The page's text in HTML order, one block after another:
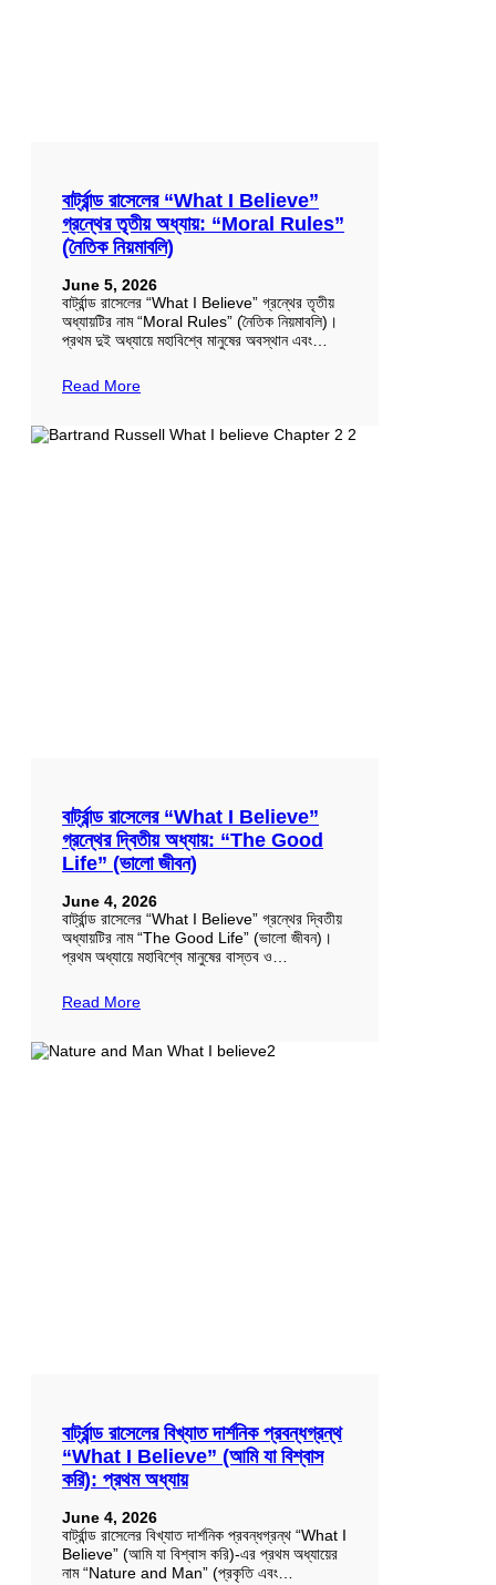
বার্ট্রান্ড রাসেলের “What I Believe”
গ্রন্থের তৃতীয় অধ্যায়: “Moral Rules”
(নৈতিক নিয়মাবলি)
June 5, 2026
বার্ট্রান্ড রাসেলের “What I Believe” গ্রন্থের তৃতীয়
অধ্যায়টির নাম “Moral Rules” (নৈতিক নিয়মাবলি)।
প্রথম দুই অধ্যায়ে মহাবিশ্বে মানুষের অবস্থান এবং…
Read More
বার্ট্রান্ড রাসেলের “What I Believe”
গ্রন্থের দ্বিতীয় অধ্যায়: “The Good
Life” (ভালো জীবন)
June 4, 2026
বার্ট্রান্ড রাসেলের “What I Believe” গ্রন্থের দ্বিতীয়
অধ্যায়টির নাম “The Good Life” (ভালো জীবন)।
প্রথম অধ্যায়ে মহাবিশ্বে মানুষের বাস্তব ও…
Read More
বার্ট্রান্ড রাসেলের বিখ্যাত দার্শনিক প্রবন্ধগ্রন্থ
“What I Believe” (আমি যা বিশ্বাস
করি): প্রথম অধ্যায়
June 4, 2026
বার্ট্রান্ড রাসেলের বিখ্যাত দার্শনিক প্রবন্ধগ্রন্থ “What I
Believe” (আমি যা বিশ্বাস করি)-এর প্রথম অধ্যায়ের
নাম “Nature and Man” (প্রকৃতি এবং…